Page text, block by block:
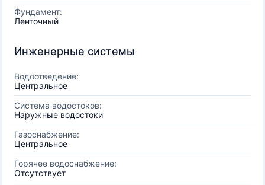
Фундамент:
Ленточный
Инженерные системы
Водоотведение:
Центральное
Система водостоков:
Наружные водостоки
Газоснабжение:
Центральное
Горячее водоснабжение:
Отсутствует